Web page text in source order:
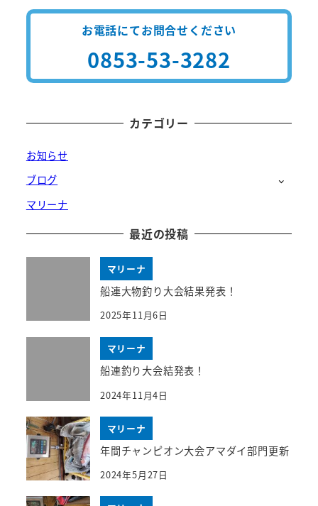
お電話にてお問合せください
0853-53-3282
カテゴリー
お知らせ
ブログ
マリーナ
最近の投稿
マリーナ
船連大物釣り大会結果発表！
2025年11月6日
マリーナ
船連釣り大会結発表！
2024年11月4日
マリーナ
年間チャンピオン大会アマダイ部門更新
2024年5月27日